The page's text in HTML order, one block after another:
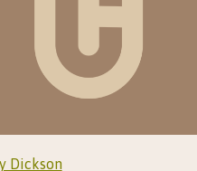
Dickson